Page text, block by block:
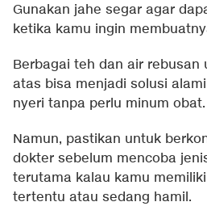
Gunakan jahe segar agar
ketika kamu ingin
Berbagai teh dan air rebusan
atas bisa menjadi solusi
nyeri tanpa perlu minum obat.
Namun, pastikan untuk
dokter sebelum mencoba
terutama kalau kamu
tertentu atau sedang hamil.